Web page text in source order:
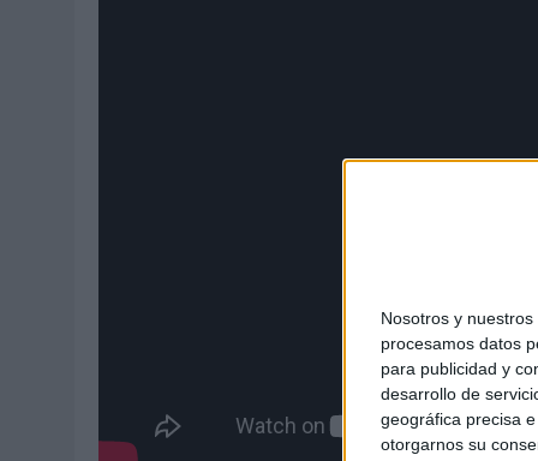
Nosotros y nuestros
procesamos datos
para publicidad y
desarrollo de
geográfica precisa
otorgarnos su